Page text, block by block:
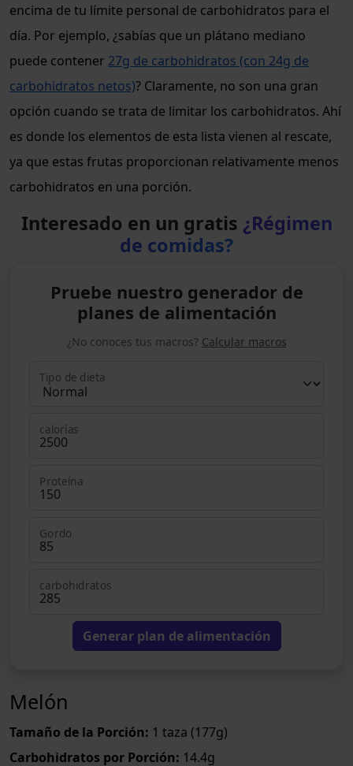
encima de tu límite personal de carbohidratos para el
día. Por ejemplo, ¿sabías que un plátano mediano
puede contener 27g de carbohidratos (con 24g de
carbohidratos netos)? Claramente, no son una gran
opción cuando se trata de limitar los carbohidratos. Ahí
es donde los elementos de esta lista vienen al rescate,
ya que estas frutas proporcionan relativamente menos
carbohidratos en una porción.
Interesado en un gratis ¿Régimen
de comidas?
Pruebe nuestro generador de
planes de alimentación
¿No conoces tus macros? Calcular macros
Tipo de dieta
calorías
Proteína
Gordo
carbohidratos
Generar plan de alimentación
Melón
Tamaño de la Porción: 1 taza (177g)
Carbohidratos por Porción: 14.4g